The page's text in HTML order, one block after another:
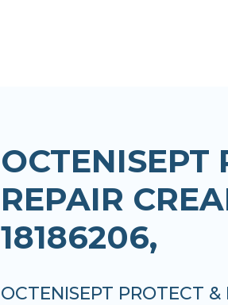
OCTENISEPT
REPAIR
18186206,
OCTENISEPT PROTECT &